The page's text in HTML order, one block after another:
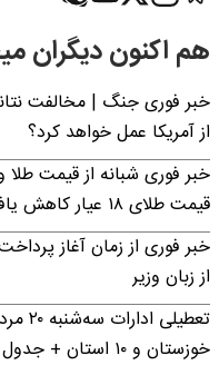
هم اکنون دیگران
خبر فوری جنگ | مخالفت
از آمریکا عمل خواهد کرد؟
قیمت طلای ۱۸ عیار کاهش یافت + جدول
خبر فوری از زمان آغاز
از زبان وزیر
خوزستان و ۱۰ استان + جدول اعلام رسمی